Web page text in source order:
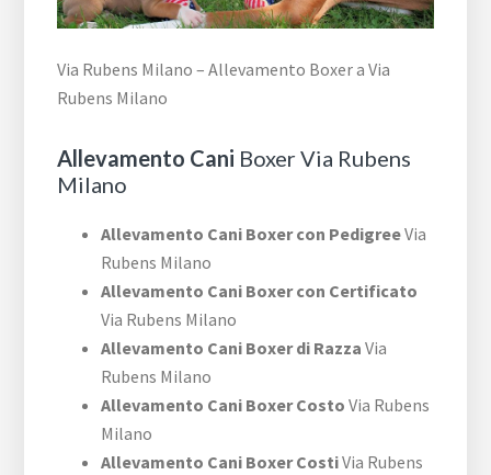
Via Rubens Milano – Allevamento Boxer a Via
Rubens Milano
Allevamento Cani Boxer Via Rubens
Milano
Allevamento Cani Boxer con PedigreeVia
Rubens Milano
Allevamento Cani Boxer con Certificato
Via Rubens Milano
Allevamento Cani Boxer di Razza Via
Rubens Milano
Allevamento Cani Boxer Costo Via Rubens
Milano
Allevamento Cani Boxer CostiVia Rubens